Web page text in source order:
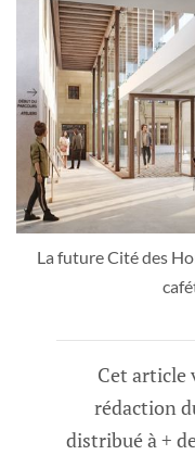
La future Cité des
Cet article
rédaction
distribué à +